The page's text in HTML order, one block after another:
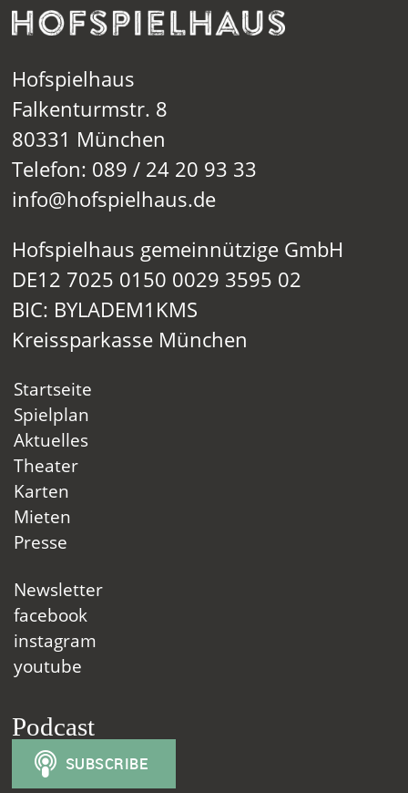
Hofspielhaus
Falkenturmstr. 8
80331 München
Telefon: 089 / 24 20 93 33
info@hofspielhaus.de
Hofspielhaus gemeinnützige GmbH
DE12 7025 0150 0029 3595 02
BIC: BYLADEM1KMS
Kreissparkasse München
Startseite
Spielplan
Aktuelles
Theater
Karten
Mieten
Presse
Newsletter
facebook
instagram
youtube
Podcast